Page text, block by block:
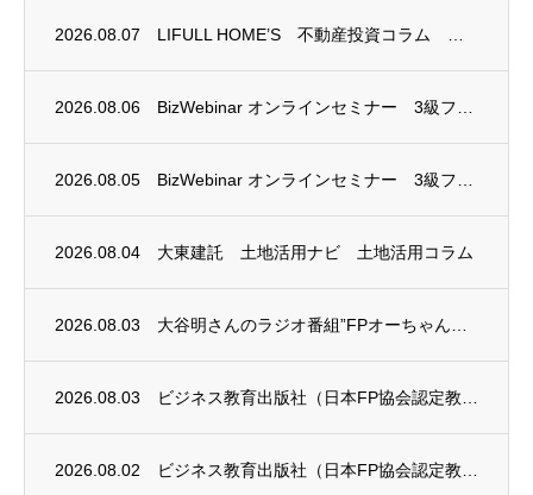
2026.08.07 LIFULL HOME’S 不動産投資コラム 掲載のお知らせ
2026.08.06 BizWebinar オンラインセミナー 3級ファイナンシャル・プランニング技能士試験...
2026.08.05 BizWebinar オンラインセミナー 3級ファイナンシャル・プランニング技能士試験...
2026.08.04 大東建託 土地活用ナビ 土地活用コラム
2026.08.03 大谷明さんのラジオ番組”FPオーちゃんの「マネーのとびら」”に、安田まゆみさんが出演し...
2026.08.03 ビジネス教育出版社（日本FP協会認定教育機関）継続セミナー終了のお知らせ
2026.08.02 ビジネス教育出版社（日本FP協会認定教育機関）継続セミナー終了のお知らせ